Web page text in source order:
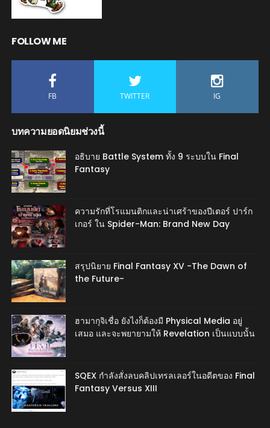
FOLLOW ME
FB TWITTER IG
บทความยอดนิยมช่วงนี้
อธิบาย Battle System ทั้ง 9 ระบบใน Final
Fantasy
ความรักที่โรแมนติกและน่าเศร้าของปีเตอร์ ปาร์ก
เกอร์ ใน Spider-Man: Brand New Day
สรุปนิยาย Final Fantasy XV -The Dawn of
the Future-
ฮามากุจิเชื่อ ยังไงก็ต้องมี Physical Media อยู่
เสมอ และจะพยายามให้ Revelation เป็นแบบนั้น
SQEX กำลังสั่งลบคลิปเทรลเลอร์ในอดีตของ Final
Fantasy Versus XIII